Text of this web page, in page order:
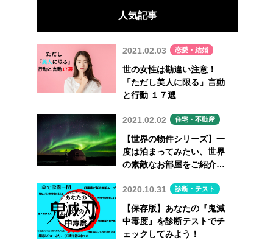
人気記事
2021.02.03 恋愛・結婚
世の女性は勘違い注意！
「ただし美人に限る」言動
と行動 １７選
2021.02.02 住宅・不動産
【世界の物件シリーズ】一
度は泊まってみたい、世界
の素敵なお部屋をご紹介
2020.10.31
診断・テスト
【保存版】あなたの『鬼滅
中毒度』を診断テストでチ
ェックしてみよう！